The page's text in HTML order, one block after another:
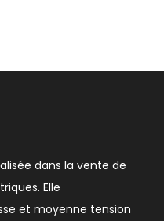
dans la vente de
Elle
et moyenne tension